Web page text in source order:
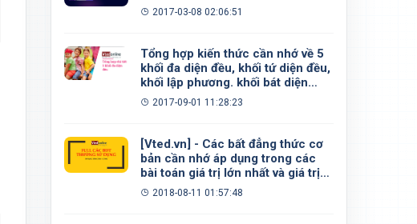
2017-03-08 02:06:51
Tổng hợp kiến thức cần nhớ về 5
khối đa diện đều, khối tứ diện đều,
khối lập phương. khối bát diện
đều, khối 12 mặt đều, khối 20 mặt
2017-09-01 11:28:23
[Vted.vn] - Các bất đẳng thức cơ
bản cần nhớ áp dụng trong các
bài toán giá trị lớn nhất và giá trị
nhỏ nhất
2018-08-11 01:57:48